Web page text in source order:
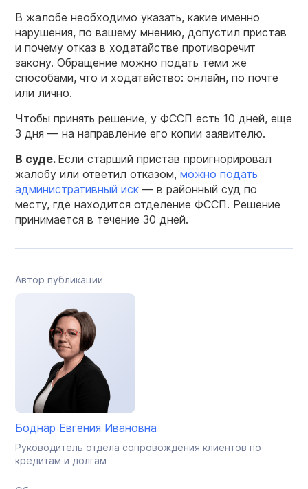
В жалобе необходимо указать, какие именно
нарушения, по вашему мнению, допустил пристав
и почему отказ в ходатайстве противоречит
закону. Обращение можно подать теми же
способами, что и ходатайство: онлайн, по почте
или лично.
Чтобы принять решение, у ФССП есть 10 дней, еще
3 дня — на направление его копии заявителю.
В суде. Если старший пристав проигнорировал
жалобу или ответил отказом, можно подать
административный иск — в районный суд по
месту, где находится отделение ФССП. Решение
принимается в течение 30 дней.
Автор публикации
Боднар Евгения Ивановна
Руководитель отдела сопровождения клиентов по
кредитам и долгам